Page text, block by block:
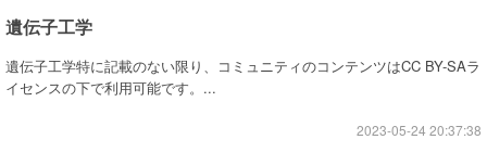
遺伝子工学
遺伝子工学特に記載のない限り、コミュニティのコンテンツはCC BY-SAラ
イセンスの下で利用可能です。...
2023-05-24 20:37:38